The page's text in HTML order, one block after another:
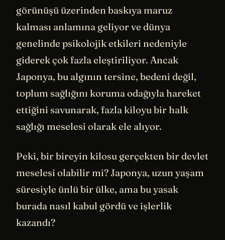
görünüşü üzerinden baskıya maruz
kalması anlamına geliyor ve dünya
genelinde psikolojik etkileri nedeniyle
giderek çok fazla eleştiriliyor. Ancak
Japonya, bu algının tersine, bedeni değil,
toplum sağlığını koruma odağıyla hareket
ettiğini savunarak, fazla kiloyu bir halk
sağlığı meselesi olarak ele alıyor.
Peki, bir bireyin kilosu gerçekten bir devlet
meselesi olabilir mi? Japonya, uzun yaşam
süresiyle ünlü bir ülke, ama bu yasak
burada nasıl kabul gördü ve işlerlik
kazandı?